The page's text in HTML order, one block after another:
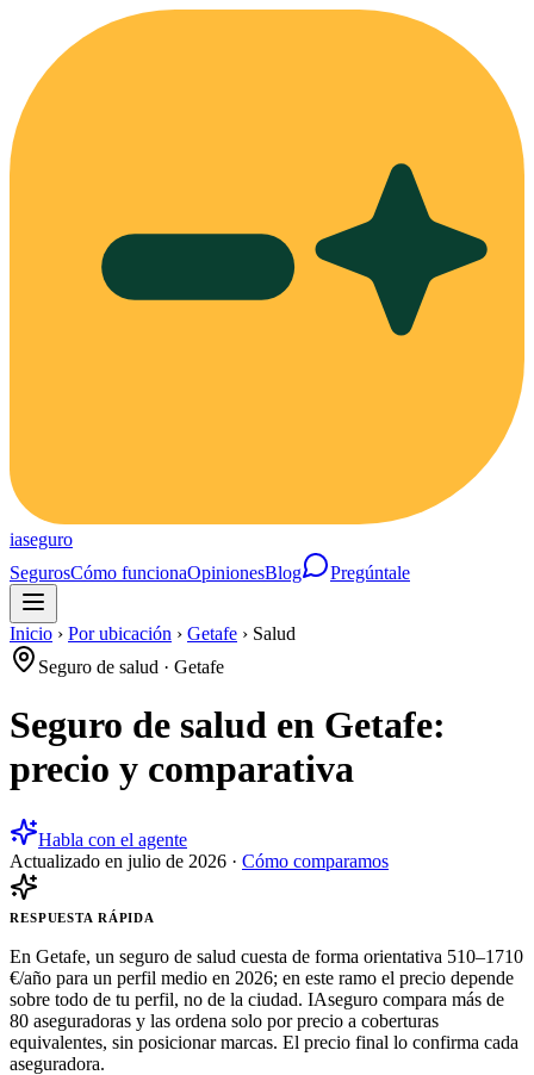
iaseguro
SegurosCómo funcionaOpinionesBlog Pregúntale
Inicio › Por ubicación › Getafe › Salud
Seguro de salud · Getafe
Seguro de salud en Getafe:
precio y comparativa
Habla con el agente
Actualizado en julio de 2026 · Cómo comparamos
RESPUESTA RÁPIDA
En Getafe, un seguro de salud cuesta de forma orientativa 510–1710
€/año para un perfil medio en 2026; en este ramo el precio depende
sobre todo de tu perfil, no de la ciudad. IAseguro compara más de
80 aseguradoras y las ordena solo por precio a coberturas
equivalentes, sin posicionar marcas. El precio final lo confirma cada
aseguradora.